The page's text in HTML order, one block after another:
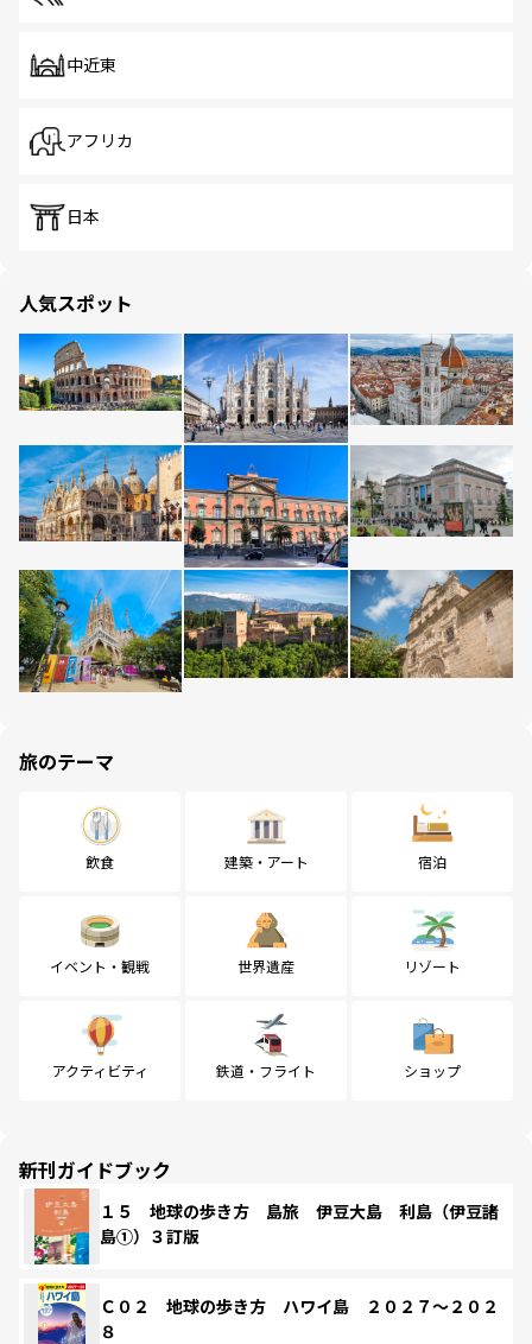
中近東
アフリカ
日本
人気スポット
旅のテーマ
飲食 建築・アート 宿泊
イベント・観戦 世界遺産 リゾート
アクティビティ 鉄道・フライト ショップ
新刊ガイドブック
１５ 地球の歩き方 島旅 伊豆大島 利島（伊豆諸
島①）３訂版
Ｃ０２ 地球の歩き方 ハワイ島 ２０２７～２０２
８